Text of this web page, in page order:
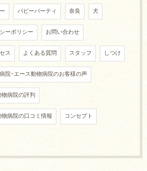
パピーパーティ 奈良 犬
ーポリシー お問い合わせ
ス よくある質問 スタッフ しつけ
院･エース動物病院のお客様の声
病院の評判
病院の口コミ情報 コンセプト